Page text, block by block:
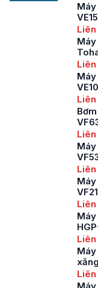
Liên
Liên
Liên
Liên
Liên
Liên
Máy
Liên
Liên